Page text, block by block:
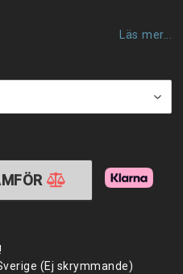
Läs mer...
(Ej skrymmande)